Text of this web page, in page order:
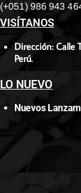
(+051) 986 943
VISÍTANOS
Dirección: Calle
Perú.
LO NUEVO
Nuevos